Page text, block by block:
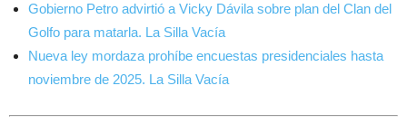
Gobierno Petro advirtió a Vicky Dávila sobre plan del Clan del
Golfo para matarla. La Silla Vacía
Nueva ley mordaza prohíbe encuestas presidenciales hasta
noviembre de 2025. La Silla Vacía